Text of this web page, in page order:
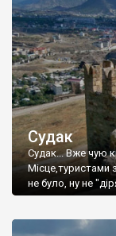
Судак
Судак... Вже чую
Місце,туристами
не було, ну не